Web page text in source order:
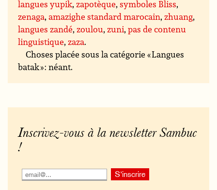
langues yupik,zapotèque,symboles Bliss,
zenaga,amazighe standard marocain,zhuang,
langues zandé,zoulou,zuni,pas de contenu
linguistique,zaza.
Choses placée sous la catégorie « Langues
batak » : néant.
Inscrivez-vous à la newsletter Sambuc
!